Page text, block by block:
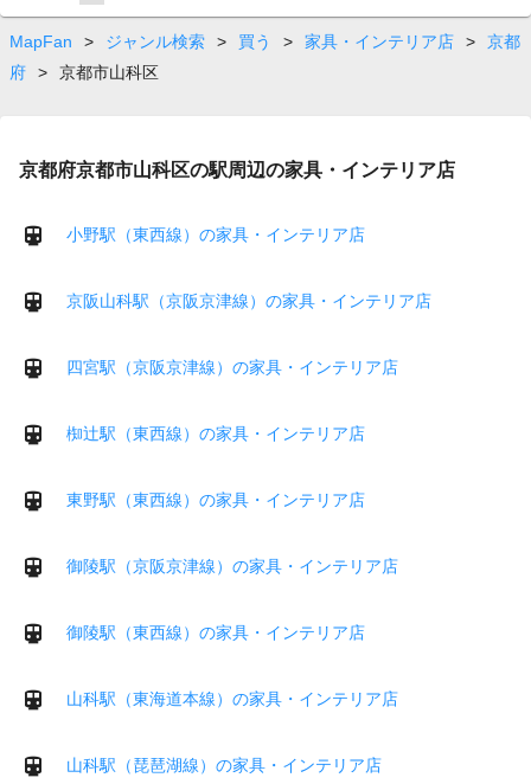
on
page
MapFan > ジャンル検索 > 買う > 家具・インテリア店 >
京都
府
> 京都市山科区
京都府京都市山科区の駅周辺の家具・インテリア店
小野駅（東西線）の家具・インテリア店
京阪山科駅（京阪京津線）の家具・インテリア店
四宮駅（京阪京津線）の家具・インテリア店
椥辻駅（東西線）の家具・インテリア店
東野駅（東西線）の家具・インテリア店
御陵駅（京阪京津線）の家具・インテリア店
御陵駅（東西線）の家具・インテリア店
山科駅（東海道本線）の家具・インテリア店
山科駅（琵琶湖線）の家具・インテリア店